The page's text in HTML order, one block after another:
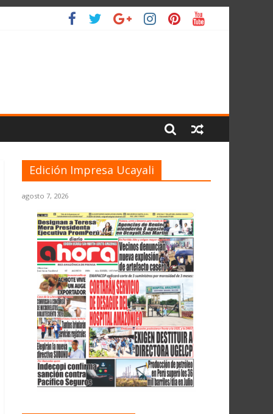
Edición Impresa Ucayali
agosto 7, 2026